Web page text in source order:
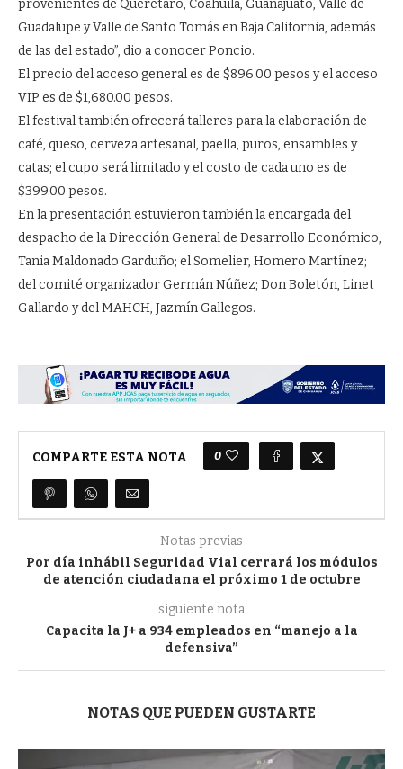
provenientes de Querétaro, Coahuila, Guanajuato, Valle de
Guadalupe y Valle de Santo Tomás en Baja California, además
de las del estado”, dio a conocer Poncio.
El precio del acceso general es de $896.00 pesos y el acceso
VIP es de $1,680.00 pesos.
El festival también ofrecerá talleres para la elaboración de
café, queso, cerveza artesanal, paella, puros, ensambles y
catas; el cupo será limitado y el costo de cada uno es de
$399.00 pesos.
En la presentación estuvieron también la encargada del
despacho de la Dirección General de Desarrollo Económico,
Tania Maldonado Garduño; el Somelier, Homero Martínez;
del comité organizador Germán Núñez; Don Boletón, Linet
Gallardo y del MAHCH, Jazmín Gallegos.
COMPARTE ESTA NOTA 0
Notas previas
Por día inhábil Seguridad Vial cerrará los módulos
de atención ciudadana el próximo 1 de octubre
siguiente nota
Capacita la J+ a 934 empleados en “manejo a la
defensiva”
NOTAS QUE PUEDEN GUSTARTE